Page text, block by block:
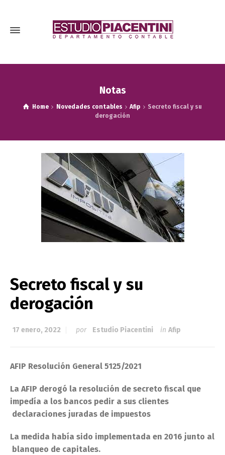
Notas
Home Novedades contables Afip
Secreto fiscal y su
derogación
Secreto fiscal y su
derogación
17 enero, 2022 por Estudio Piacentini in Afip
AFIP Resolución General 5125/2021
La AFIP derogó la resolución de secreto fiscal que
impedía a los bancos pedir a sus clientes
declaraciones juradas de impuestos
La medida había sido implementada en 2016 junto al
blanqueo de capitales.